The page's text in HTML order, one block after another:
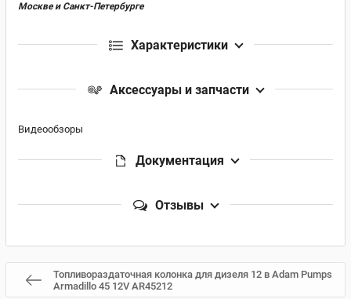
Москве и Санкт-Петербурге
Характеристики
Аксессуары и запчасти
Видеообзоры
Документация
Отзывы
Топливораздаточная колонка для дизеля 12 в Adam Pumps
Armadillo 45 12V AR45212